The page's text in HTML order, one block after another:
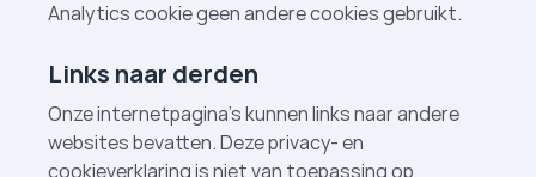
Analytics cookie geen andere cookies gebruikt.
Links naar derden
Onze internetpagina's kunnen links naar andere
websites bevatten. Deze privacy- en
cookieverklaring is niet van toepassing op